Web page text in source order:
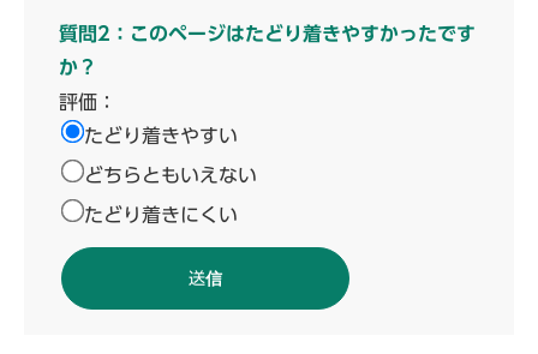
質問2：このページはたどり着きやすかったです
か？
評価：
たどり着きやすい
どちらともいえない
たどり着きにくい